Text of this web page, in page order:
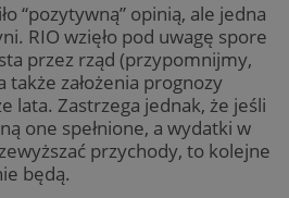
“pozytywną” opinią, ale jedna
RIO wzięło pod uwagę spore
przez rząd (przypomnijmy,
także założenia prognozy
lata. Zastrzega jednak, że jeśli
one spełnione, a wydatki w
przychody, to kolejne
będą.